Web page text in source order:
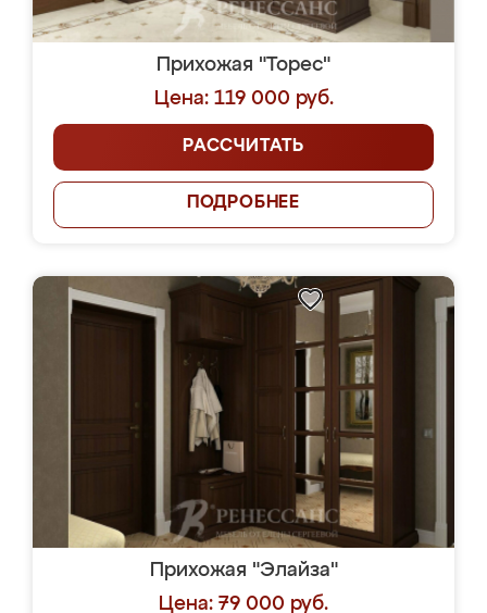
Прихожая "Торес"
Цена: 119 000 руб.
РАССЧИТАТЬ
ПОДРОБНЕЕ
Прихожая "Элайза"
Цена: 79 000 руб.